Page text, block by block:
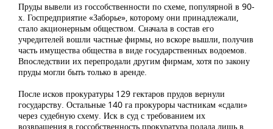
Пруды вывели из госсобственности по схеме, популярной в 90-
х. Госпредприятие «Заборье», которому они принадлежали,
стало акционерным обществом. Сначала в состав его
учредителей вошли частные фирмы, но вскоре вышли, получив
часть имущества общества в виде государственных водоемов.
Впоследствии их перепродали другим фирмам, хотя по закону
пруды могли быть только в аренде.
После исков прокуратуры 129 гектаров прудов вернули
государству. Остальные 140 га прокуроры частникам «сдали»
через судебную схему. Иск в суд с требованием их
возвращения в госсобственность прокуратура подала лишь в